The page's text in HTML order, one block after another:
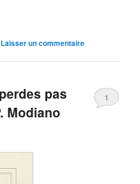
Laisser un commentaire
pas
Modiano
1